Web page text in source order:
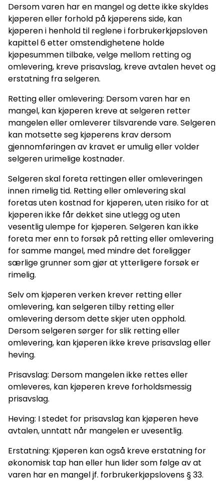
Dersom varen har en mangel og dette ikke skyldes
kjøperen eller forhold på kjøperens side, kan
kjøperen i henhold til reglene i forbrukerkjøpsloven
kapittel 6 etter omstendighetene holde
kjøpesummen tilbake, velge mellom retting og
omlevering, kreve prisavslag, kreve avtalen hevet og
erstatning fra selgeren.
Retting eller omlevering: Dersom varen har en
mangel, kan kjøperen kreve at selgeren retter
mangelen eller omleverer tilsvarende vare. Selgeren
kan motsette seg kjøperens krav dersom
gjennomføringen av kravet er umulig eller volder
selgeren urimelige kostnader.
Selgeren skal foreta rettingen eller omleveringen
innen rimelig tid. Retting eller omlevering skal
foretas uten kostnad for kjøperen, uten risiko for at
kjøperen ikke får dekket sine utlegg og uten
vesentlig ulempe for kjøperen. Selgeren kan ikke
foreta mer enn to forsøk på retting eller omlevering
for samme mangel, med mindre det foreligger
særlige grunner som gjør at ytterligere forsøk er
rimelig.
Selv om kjøperen verken krever retting eller
omlevering, kan selgeren tilby retting eller
omlevering dersom dette skjer uten opphold.
Dersom selgeren sørger for slik retting eller
omlevering, kan kjøperen ikke kreve prisavslag eller
heving.
Prisavslag: Dersom mangelen ikke rettes eller
omleveres, kan kjøperen kreve forholdsmessig
prisavslag.
Heving: I stedet for prisavslag kan kjøperen heve
avtalen, unntatt når mangelen er uvesentlig.
Erstatning: Kjøperen kan også kreve erstatning for
økonomisk tap han eller hun lider som følge av at
varen har en mangel jf. forbrukerkjøpslovens § 33.